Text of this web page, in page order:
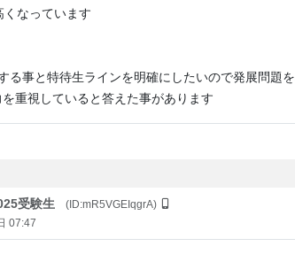
なっています
る事と特待生ラインを明確にしたいので発展問題
重視していると答えた事があります
受験生
(ID:mR5VGEIqgrA)
07:47